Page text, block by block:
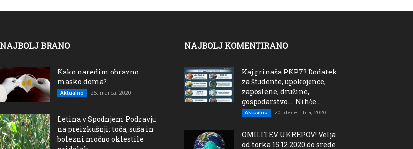
NAJBOLJ BRANO
Kako naredim obrazno
masko doma?
Aktualno 25. marca, 2020
Letina v Spodnjem Podravju
na preizkušnji: toča, suša in
bolezni močno oklestile
NAJBOLJ KOMENTIRANO
Kaj prinaša PKP7? Dodatek
za študente, upokojence,
zaposlene, družine,
gospodarstvo…. Nihče...
Aktualno 20. decembra, 2020
OMILITEV UKREPOV! Velja
od torka 15.12.2020 do srede